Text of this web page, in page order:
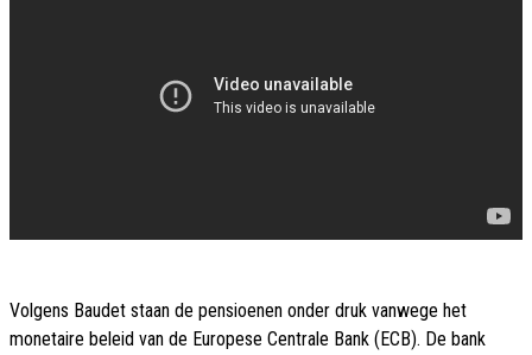
Volgens Baudet staan de pensioenen onder druk vanwege het
monetaire beleid van de Europese Centrale Bank (ECB). De bank